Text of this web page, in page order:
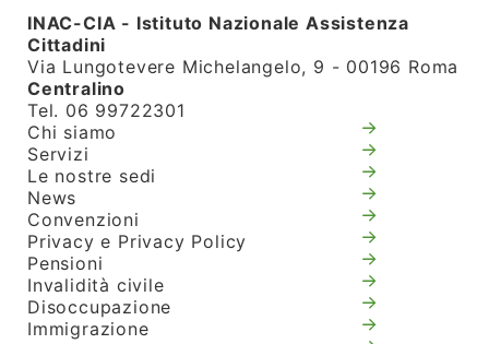
INAC-CIA - Istituto Nazionale Assistenza
Cittadini
Via Lungotevere Michelangelo, 9 - 00196 Roma
Centralino
Tel. 06 99722301
Chi siamo
Servizi
Le nostre sedi
News
Convenzioni
Privacy e Privacy Policy
Pensioni
Invalidità civile
Disoccupazione
Immigrazione